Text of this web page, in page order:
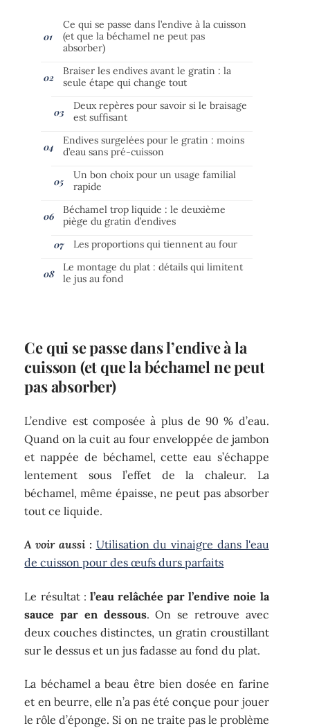
Ce qui se passe dans l’endive à la cuisson
(et que la béchamel ne peut pas
absorber)
Braiser les endives avant le gratin : la
seule étape qui change tout
Deux repères pour savoir si le braisage
est suffisant
Endives surgelées pour le gratin : moins
d’eau sans pré-cuisson
Un bon choix pour un usage familial
rapide
Béchamel trop liquide : le deuxième
piège du gratin d’endives
Les proportions qui tiennent au four
Le montage du plat : détails qui limitent
le jus au fond
Ce qui se passe dans l’endive à la
cuisson (et que la béchamel ne peut
pas absorber)
L’endive est composée à plus de 90 % d’eau.
Quand on la cuit au four enveloppée de jambon
et nappée de béchamel, cette eau s’échappe
lentement sous l’effet de la chaleur. La
béchamel, même épaisse, ne peut pas absorber
tout ce liquide.
A voir aussi : Utilisation du vinaigre dans l'eau
de cuisson pour des œufs durs parfaits
Le résultat : l’eau relâchée par l’endive noie la
sauce par en dessous. On se retrouve avec
deux couches distinctes, un gratin croustillant
sur le dessus et un jus fadasse au fond du plat.
La béchamel a beau être bien dosée en farine
et en beurre, elle n’a pas été conçue pour jouer
le rôle d’éponge. Si on ne traite pas le problème